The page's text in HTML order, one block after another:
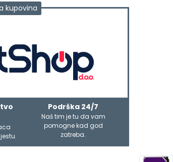
kupovina
Podrška 24/7
Naš tim je tu da vam
pomogne kad god
zatreba.